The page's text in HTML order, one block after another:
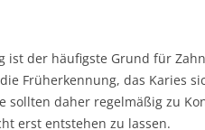
PROTHETIK
IMPLANTATPROTHETIK
ist der häufigste Grund für
Früherkennung, das Karies
sollten daher regelmäßig zu
erst entstehen zu lassen.